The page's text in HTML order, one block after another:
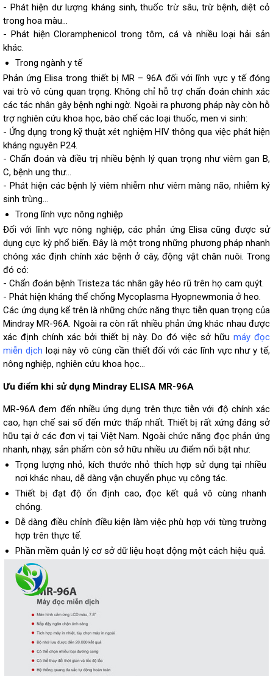
- Phát hiện dư lượng kháng sinh, thuốc trừ sâu, trừ bệnh, diệt cỏ
trong hoa màu…
- Phát hiện Cloramphenicol trong tôm, cá và nhiều loại hải sản
khác.
Trong ngành y tế
Phản ứng Elisa trong thiết bị MR – 96A đối với lĩnh vực y tế đóng
vai trò vô cùng quan trọng. Không chỉ hỗ trợ chẩn đoán chính xác
các tác nhân gây bệnh nghi ngờ. Ngoài ra phương pháp này còn hỗ
trợ nghiên cứu khoa học, bào chế các loại thuốc, men vi sinh:
- Ứng dụng trong kỹ thuật xét nghiệm HIV thông qua việc phát hiện
kháng nguyên P24.
- Chẩn đoán và điều trị nhiều bệnh lý quan trọng như viêm gan B,
C, bệnh ung thư…
- Phát hiện các bệnh lý viêm nhiễm như viêm màng não, nhiễm ký
sinh trùng…
Trong lĩnh vực nông nghiệp
Đối với lĩnh vực nông nghiệp, các phản ứng Elisa cũng được sử
dụng cực kỳ phổ biến. Đây là một trong những phương pháp nhanh
chóng xác định chính xác bệnh ở cây, động vật chăn nuôi. Trong
đó có:
- Chẩn đoán bệnh Tristeza tác nhân gây héo rũ trên họ cam quýt.
- Phát hiện kháng thể chống Mycoplasma Hyopnewmonia ở heo.
Các ứng dụng kể trên là những chức năng thực tiễn quan trọng của
Mindray MR-96A. Ngoài ra còn rất nhiều phản ứng khác nhau được
xác định chính xác bởi thiết bị này. Do đó việc sở hữu máy đọc
miễn dịch loại này vô cùng cần thiết đối với các lĩnh vực như y tế,
nông nghiệp, nghiên cứu khoa học…
Ưu điểm khi sử dụng Mindray ELISA MR-96A
MR-96A đem đến nhiều ứng dụng trên thực tiễn với độ chính xác
cao, hạn chế sai số đến mức thấp nhất. Thiết bị rất xứng đáng sở
hữu tại ở các đơn vị tại Việt Nam. Ngoài chức năng đọc phản ứng
nhanh, nhạy, sản phẩm còn sở hữu nhiều ưu điểm nổi bật như:
Trọng lượng nhỏ, kích thước nhỏ thích hợp sử dụng tại nhiều
nơi khác nhau, dễ dàng vận chuyển phục vụ công tác.
Thiết bị đạt độ ổn định cao, đọc kết quả vô cùng nhanh
chóng.
Dễ dàng điều chỉnh điều kiện làm việc phù hợp với từng trường
hợp trên thực tế.
Phần mềm quản lý cơ sở dữ liệu hoạt động một cách hiệu quả.